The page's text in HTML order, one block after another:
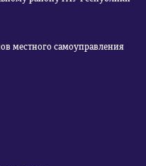
местного самоуправления